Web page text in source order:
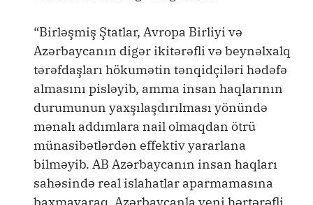
“Birləşmiş Ştatlar, Avropa Birliyi və
Azərbaycanın digər ikitərəfli və beynəlxalq
tərəfdaşları hökumətin tənqidçiləri hədəfə
almasını pisləyib, amma insan haqlarının
durumunun yaxşılaşdırılması yönündə
mənalı addımlara nail olmaqdan ötrü
münasibətlərdən effektiv yararlana
bilməyib. AB Azərbaycanın insan haqları
sahəsində real islahatlar aparmamasına